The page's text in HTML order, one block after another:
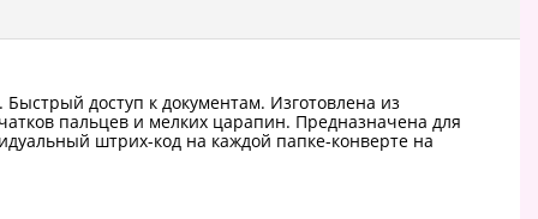
доступ к документам. Изготовлена из
пальцев и мелких царапин. Предназначена для
штрих-код на каждой папке-конверте на